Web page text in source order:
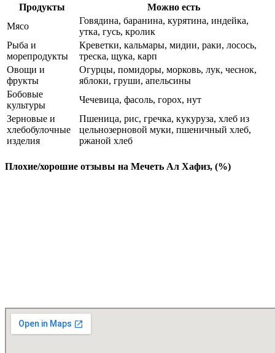
Продукты
Можно есть
Мясо
Говядина, баранина, курятина, индейка,
утка, гусь, кролик
Рыба и
морепродукты
Креветки, кальмары, мидии, раки, лосось,
треска, щука, карп
Овощи и
фрукты
Огурцы, помидоры, морковь, лук, чеснок,
яблоки, груши, апельсины
Бобовые
культуры
Чечевица, фасоль, горох, нут
Зерновые и
хлебобулочные
изделия
Пшеница, рис, гречка, кукуруза, хлеб из
цельнозерновой муки, пшеничный хлеб,
ржаной хлеб
Плохие/хорошие отзывы на Мечеть Ал Хафиз, (%)